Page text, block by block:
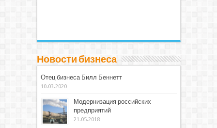
Новости бизнеса
Отец бизнеса Билл Беннетт
10.03.2020
Модернизация российских
предприятий
21.05.2018